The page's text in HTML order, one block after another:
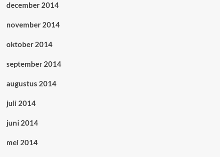
december 2014
november 2014
oktober 2014
september 2014
augustus 2014
juli 2014
juni 2014
mei 2014